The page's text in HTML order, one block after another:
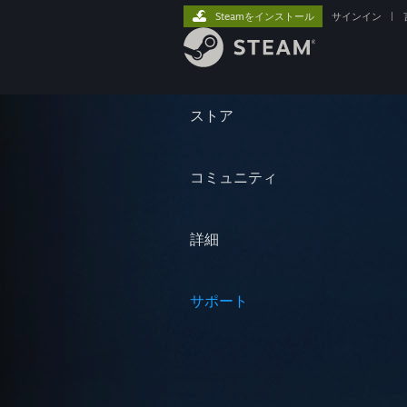
ストア
コミュニティ
詳細
サポート
Steamをインストール サインイン